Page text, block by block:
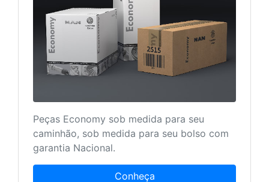
Peças Economy sob medida para seu
caminhão, sob medida para seu bolso com
garantia Nacional.
Conheça